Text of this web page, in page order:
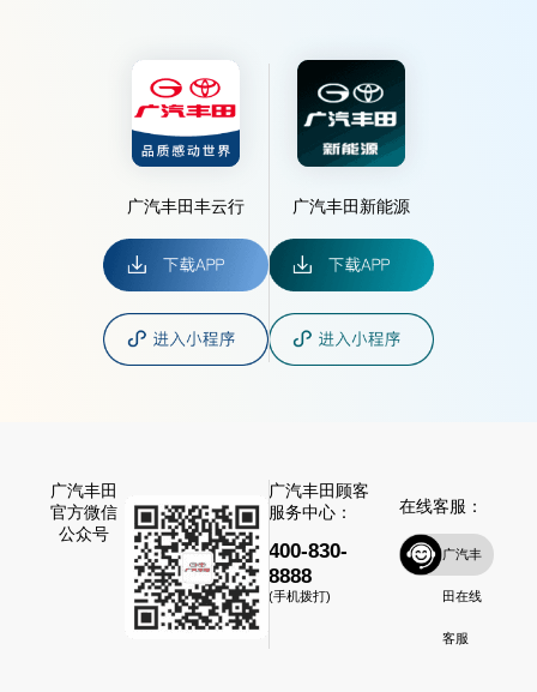
广汽丰田丰云行 广汽丰田新能源
广汽丰田
官方微信
公众号
广汽丰田顾客
服务中心：
400-830-
8888
(手机拨打)
在线客服：
广汽丰
田在线
客服